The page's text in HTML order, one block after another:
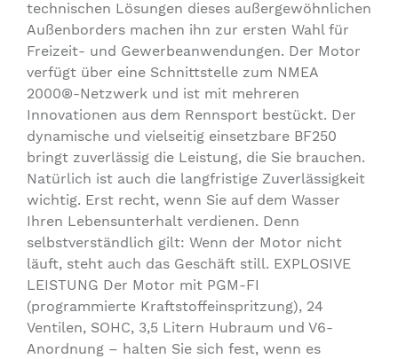
technischen Lösungen dieses außergewöhnlichen
Außenborders machen ihn zur ersten Wahl für
Freizeit- und Gewerbeanwendungen. Der Motor
verfügt über eine Schnittstelle zum NMEA
2000®-Netzwerk und ist mit mehreren
Innovationen aus dem Rennsport bestückt. Der
dynamische und vielseitig einsetzbare BF250
bringt zuverlässig die Leistung, die Sie brauchen.
Natürlich ist auch die langfristige Zuverlässigkeit
wichtig. Erst recht, wenn Sie auf dem Wasser
Ihren Lebensunterhalt verdienen. Denn
selbstverständlich gilt: Wenn der Motor nicht
läuft, steht auch das Geschäft still. EXPLOSIVE
LEISTUNG Der Motor mit PGM-FI
(programmierte Kraftstoffeinspritzung), 24
Ventilen, SOHC, 3,5 Litern Hubraum und V6-
Anordnung – halten Sie sich fest, wenn es